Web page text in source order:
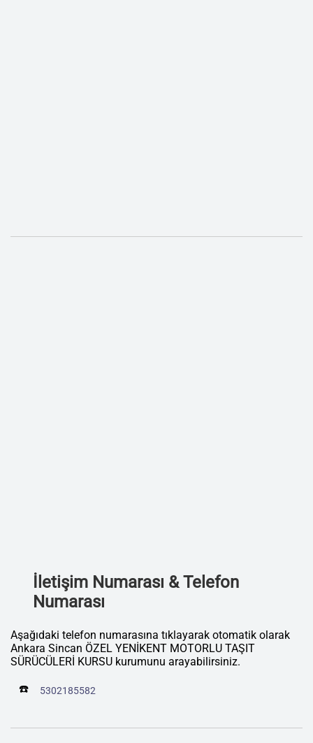
İletişim Numarası & Telefon
Numarası
Aşağıdaki telefon numarasına tıklayarak otomatik olarak
Ankara Sincan ÖZEL YENİKENT MOTORLU TAŞIT
SÜRÜCÜLERİ KURSU kurumunu arayabilirsiniz.
☎️ 5302185582